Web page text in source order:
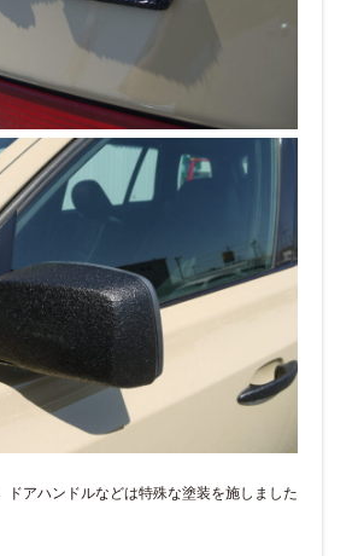
ドアハンドルなどは特殊な塗装を施しました